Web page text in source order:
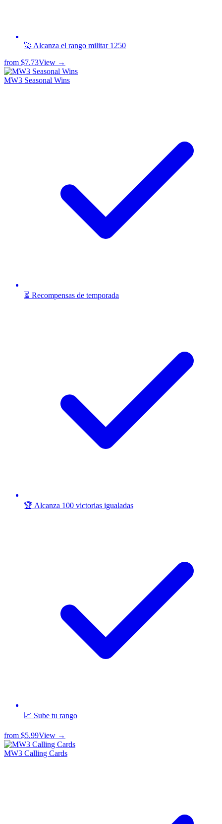
🚀 Alcanza el rango militar 1250
from $7.73View →
MW3 Seasonal Wins
⏳ Recompensas de temporada
🏆 Alcanza 100 victorias igualadas
📈 Sube tu rango
from $5.99View →
MW3 Calling Cards